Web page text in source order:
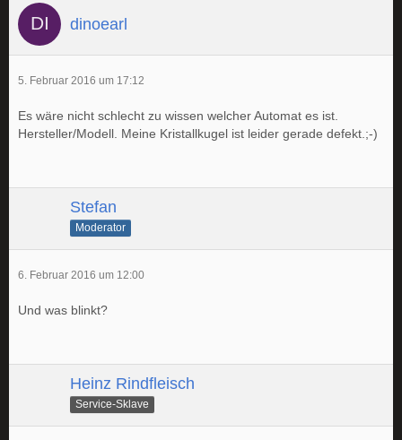
dinoearl
5. Februar 2016 um 17:12
Es wäre nicht schlecht zu wissen welcher Automat es ist.
Hersteller/Modell. Meine Kristallkugel ist leider gerade defekt.;-)
Stefan
Moderator
6. Februar 2016 um 12:00
Und was blinkt?
Heinz Rindfleisch
Service-Sklave